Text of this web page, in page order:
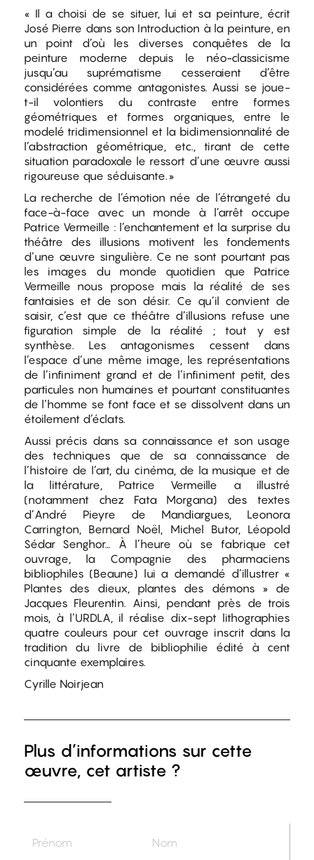
« Il a choisi de se situer, lui et sa peinture, écrit
José Pierre dans son Introduction à la peinture, en
un point d’où les diverses conquêtes de la
peinture moderne depuis le néo-classicisme
jusqu’au suprématisme cesseraient d’être
considérées comme antagonistes. Aussi se joue-
t-il volontiers du contraste entre formes
géométriques et formes organiques, entre le
modelé tridimensionnel et la bidimensionnalité de
l’abstraction géométrique, etc., tirant de cette
situation paradoxale le ressort d’une œuvre aussi
rigoureuse que séduisante. »
La recherche de l’émotion née de l’étrangeté du
face-à-face avec un monde à l’arrêt occupe
Patrice Vermeille : l’enchantement et la surprise du
théâtre des illusions motivent les fondements
d’une œuvre singulière. Ce ne sont pourtant pas
les images du monde quotidien que Patrice
Vermeille nous propose mais la réalité de ses
fantaisies et de son désir. Ce qu’il convient de
saisir, c’est que ce théâtre d’illusions refuse une
figuration simple de la réalité ; tout y est
synthèse. Les antagonismes cessent dans
l’espace d’une même image, les représentations
de l’infiniment grand et de l’infiniment petit, des
particules non humaines et pourtant constituantes
de l’homme se font face et se dissolvent dans un
étoilement d’éclats.
Aussi précis dans sa connaissance et son usage
des techniques que de sa connaissance de
l’histoire de l’art, du cinéma, de la musique et de
la littérature, Patrice Vermeille a illustré
(notamment chez Fata Morgana) des textes
d’André Pieyre de Mandiargues, Leonora
Carrington, Bernard Noël, Michel Butor, Léopold
Sédar Senghor… À l’heure où se fabrique cet
ouvrage, la Compagnie des pharmaciens
bibliophiles (Beaune) lui a demandé d’illustrer «
Plantes des dieux, plantes des démons » de
Jacques Fleurentin. Ainsi, pendant près de trois
mois, à l’URDLA, il réalise dix-sept lithographies
quatre couleurs pour cet ouvrage inscrit dans la
tradition du livre de bibliophilie édité à cent
cinquante exemplaires.
Cyrille Noirjean
Plus d’informations sur cette
œuvre, cet artiste ?